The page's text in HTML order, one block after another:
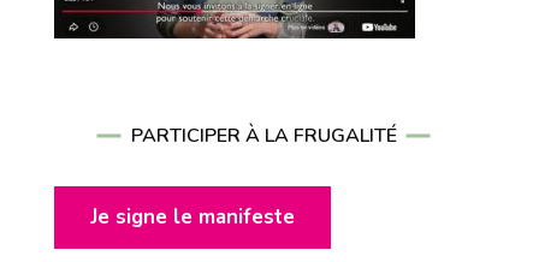
PARTICIPER À LA FRUGALITÉ
Je signe le manifeste